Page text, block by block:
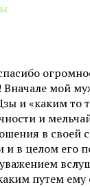
мой
и «каким то
и
в своей
и в целом его
путем